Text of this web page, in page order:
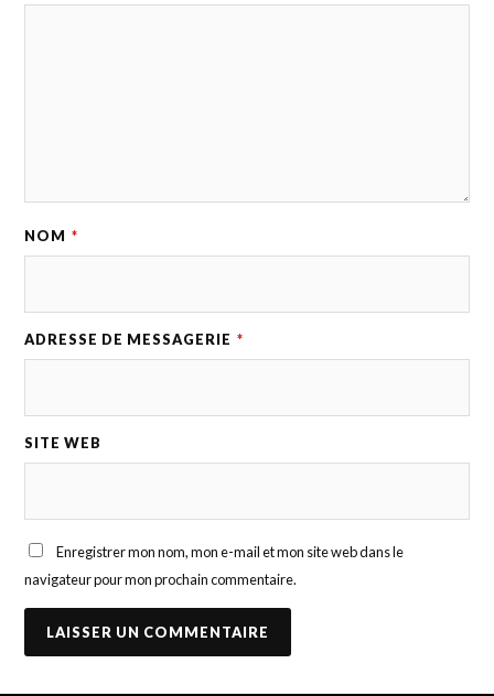
NOM *
ADRESSE DE MESSAGERIE *
SITE WEB
Enregistrer mon nom, mon e-mail et mon site web dans le
navigateur pour mon prochain commentaire.